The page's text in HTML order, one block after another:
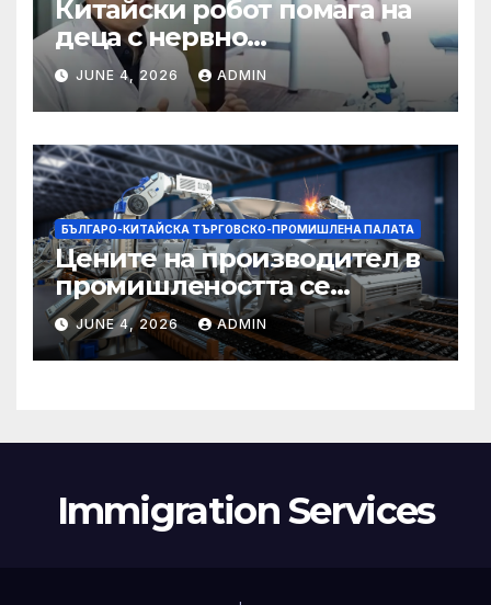
Китайски робот помага на
деца с нервно
разстройство да се
изправят за първи път
JUNE 4, 2026 ADMIN
БЪЛГАРО-КИТАЙСКА ТЪРГОВСКО-ПРОМИШЛЕНА ПАЛАТА
Цените на производител в
промишлеността се
понижават с 0,7% в
еврозоната и с 0,5% в ЕС
JUNE 4, 2026 ADMIN
Immigration Services